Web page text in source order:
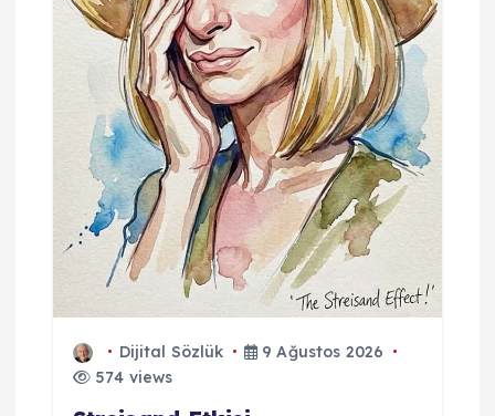
Dijital Sözlük
9 Ağustos 2026
574 views